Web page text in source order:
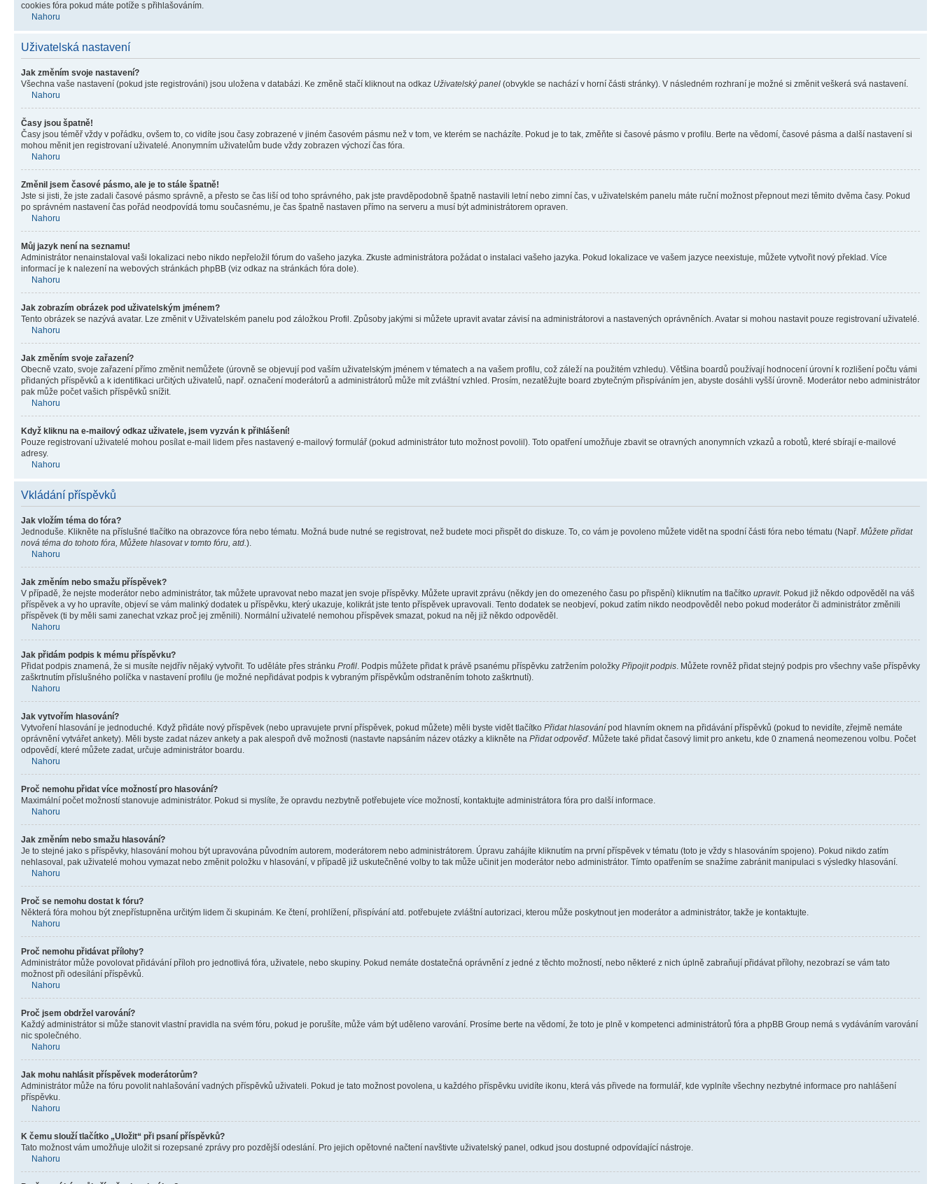
cookies fóra pokud máte potíže s přihlašováním.
Nahoru
Uživatelská nastavení
Jak změním svoje nastavení?
Všechna vaše nastavení (pokud jste registrováni) jsou uložena v databázi. Ke změně stačí kliknout na odkaz Uživatelský panel (obvykle se nachází v horní části stránky). V následném rozhraní je možné si změnit veškerá svá nastavení.
Nahoru
Časy jsou špatně!
Časy jsou téměř vždy v pořádku, ovšem to, co vidíte jsou časy zobrazené v jiném časovém pásmu než v tom, ve kterém se nacházíte. Pokud je to tak, změňte si časové pásmo v profilu. Berte na vědomí, časové pásma a další nastavení si
mohou měnit jen registrovaní uživatelé. Anonymním uživatelům bude vždy zobrazen výchozí čas fóra.
Nahoru
Změnil jsem časové pásmo, ale je to stále špatně!
Jste si jisti, že jste zadali časové pásmo správně, a přesto se čas liší od toho správného, pak jste pravděpodobně špatně nastavili letní nebo zimní čas, v uživatelském panelu máte ruční možnost přepnout mezi těmito dvěma časy. Pokud
po správném nastavení čas pořád neodpovídá tomu současnému, je čas špatně nastaven přímo na serveru a musí být administrátorem opraven.
Nahoru
Můj jazyk není na seznamu!
Administrátor nenainstaloval vaši lokalizaci nebo nikdo nepřeložil fórum do vašeho jazyka. Zkuste administrátora požádat o instalaci vašeho jazyka. Pokud lokalizace ve vašem jazyce neexistuje, můžete vytvořit nový překlad. Více
informací je k nalezení na webových stránkách phpBB (viz odkaz na stránkách fóra dole).
Nahoru
Jak zobrazím obrázek pod uživatelským jménem?
Tento obrázek se nazývá avatar. Lze změnit v Uživatelském panelu pod záložkou Profil. Způsoby jakými si můžete upravit avatar závisí na administrátorovi a nastavených oprávněních. Avatar si mohou nastavit pouze registrovaní uživatelé.
Nahoru
Jak změním svoje zařazení?
Obecně vzato, svoje zařazení přímo změnit nemůžete (úrovně se objevují pod vaším uživatelským jménem v tématech a na vašem profilu, což záleží na použitém vzhledu). Většina boardů používají hodnocení úrovní k rozlišení počtu vámi
přidaných příspěvků a k identifikaci určitých uživatelů, např. označení moderátorů a administrátorů může mít zvláštní vzhled. Prosím, nezatěžujte board zbytečným přispíváním jen, abyste dosáhli vyšší úrovně. Moderátor nebo administrátor
pak může počet vašich příspěvků snížit.
Nahoru
Když kliknu na e-mailový odkaz uživatele, jsem vyzván k přihlášení!
Pouze registrovaní uživatelé mohou posílat e-mail lidem přes nastavený e-mailový formulář (pokud administrátor tuto možnost povolil). Toto opatření umožňuje zbavit se otravných anonymních vzkazů a robotů, které sbírají e-mailové
adresy.
Nahoru
Vkládání příspěvků
Jak vložím téma do fóra?
Jednoduše. Klikněte na příslušné tlačítko na obrazovce fóra nebo tématu. Možná bude nutné se registrovat, než budete moci přispět do diskuze. To, co vám je povoleno můžete vidět na spodní části fóra nebo tématu (Např. Můžete přidat
nová téma do tohoto fóra, Můžete hlasovat v tomto fóru, atd.).
Nahoru
Jak změním nebo smažu příspěvek?
V případě, že nejste moderátor nebo administrátor, tak můžete upravovat nebo mazat jen svoje příspěvky. Můžete upravit zprávu (někdy jen do omezeného času po přispění) kliknutím na tlačítko upravit. Pokud již někdo odpověděl na váš
příspěvek a vy ho upravíte, objeví se vám malinký dodatek u příspěvku, který ukazuje, kolikrát jste tento příspěvek upravovali. Tento dodatek se neobjeví, pokud zatím nikdo neodpověděl nebo pokud moderátor či administrátor změnili
příspěvek (ti by měli sami zanechat vzkaz proč jej změnili). Normální uživatelé nemohou příspěvek smazat, pokud na něj již někdo odpověděl.
Nahoru
Jak přidám podpis k mému příspěvku?
Přidat podpis znamená, že si musíte nejdřív nějaký vytvořit. To uděláte přes stránku Profil. Podpis můžete přidat k právě psanému příspěvku zatržením položky Připojit podpis. Můžete rovněž přidat stejný podpis pro všechny vaše příspěvky
zaškrtnutím příslušného políčka v nastavení profilu (je možné nepřidávat podpis k vybraným příspěvkům odstraněním tohoto zaškrtnutí).
Nahoru
Jak vytvořím hlasování?
Vytvoření hlasování je jednoduché. Když přidáte nový příspěvek (nebo upravujete první příspěvek, pokud můžete) měli byste vidět tlačítko Přidat hlasování pod hlavním oknem na přidávání příspěvků (pokud to nevidíte, zřejmě nemáte
oprávnění vytvářet ankety). Měli byste zadat název ankety a pak alespoň dvě možnosti (nastavte napsáním název otázky a klikněte na Přidat odpověď. Můžete také přidat časový limit pro anketu, kde 0 znamená neomezenou volbu. Počet
odpovědí, které můžete zadat, určuje administrátor boardu.
Nahoru
Proč nemohu přidat více možností pro hlasování?
Maximální počet možností stanovuje administrátor. Pokud si myslíte, že opravdu nezbytně potřebujete více možností, kontaktujte administrátora fóra pro další informace.
Nahoru
Jak změním nebo smažu hlasování?
Je to stejné jako s příspěvky, hlasování mohou být upravována původním autorem, moderátorem nebo administrátorem. Úpravu zahájíte kliknutím na první příspěvek v tématu (toto je vždy s hlasováním spojeno). Pokud nikdo zatím
nehlasoval, pak uživatelé mohou vymazat nebo změnit položku v hlasování, v případě již uskutečněné volby to tak může učinit jen moderátor nebo administrátor. Tímto opatřením se snažíme zabránit manipulaci s výsledky hlasování.
Nahoru
Proč se nemohu dostat k fóru?
Některá fóra mohou být znepřístupněna určitým lidem či skupinám. Ke čtení, prohlížení, přispívání atd. potřebujete zvláštní autorizaci, kterou může poskytnout jen moderátor a administrátor, takže je kontaktujte.
Nahoru
Proč nemohu přidávat přílohy?
Administrátor může povolovat přidávání příloh pro jednotlivá fóra, uživatele, nebo skupiny. Pokud nemáte dostatečná oprávnění z jedné z těchto možností, nebo některé z nich úplně zabraňují přidávat přílohy, nezobrazí se vám tato
možnost při odesílání příspěvků.
Nahoru
Proč jsem obdržel varování?
Každý administrátor si může stanovit vlastní pravidla na svém fóru, pokud je porušíte, může vám být uděleno varování. Prosíme berte na vědomí, že toto je plně v kompetenci administrátorů fóra a phpBB Group nemá s vydáváním varování
nic společného.
Nahoru
Jak mohu nahlásit příspěvek moderátorům?
Administrátor může na fóru povolit nahlašování vadných příspěvků uživateli. Pokud je tato možnost povolena, u každého příspěvku uvidíte ikonu, která vás přivede na formulář, kde vyplníte všechny nezbytné informace pro nahlášení
příspěvku.
Nahoru
K čemu slouží tlačítko „Uložit“ při psaní příspěvků?
Tato možnost vám umožňuje uložit si rozepsané zprávy pro pozdější odeslání. Pro jejich opětovné načtení navštivte uživatelský panel, odkud jsou dostupné odpovídající nástroje.
Nahoru